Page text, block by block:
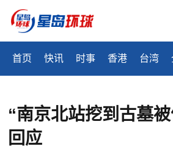
首页 快讯 时事 香港 台湾
“南京北站挖到古墓
回应